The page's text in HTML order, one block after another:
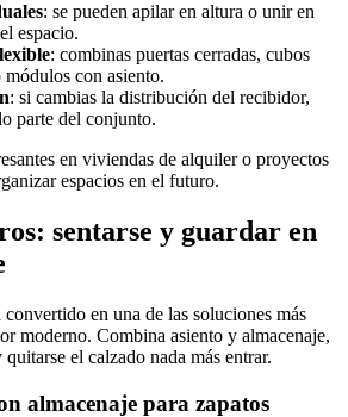
: se pueden apilar en altura o unir en
espacio.
: combinas puertas cerradas, cubos
con asiento.
: si cambias la distribución del recibidor,
parte del conjunto.
en viviendas de alquiler o proyectos
espacios en el futuro.
sentarse y guardar en
en una de las soluciones más
moderno. Combina asiento y almacenaje,
el calzado nada más entrar.
almacenaje para zapatos